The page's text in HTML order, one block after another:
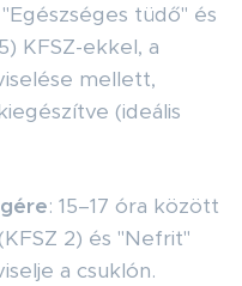
"Egészséges tüdő" és
KFSZ-ekkel, a
mellett,
(ideális
: 15–17 óra között
2) és "Nefrit"
a csuklón.